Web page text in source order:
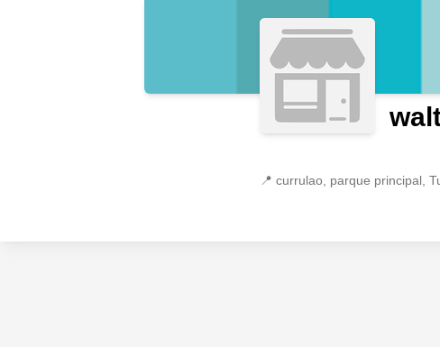
📍 currulao, parque principal,